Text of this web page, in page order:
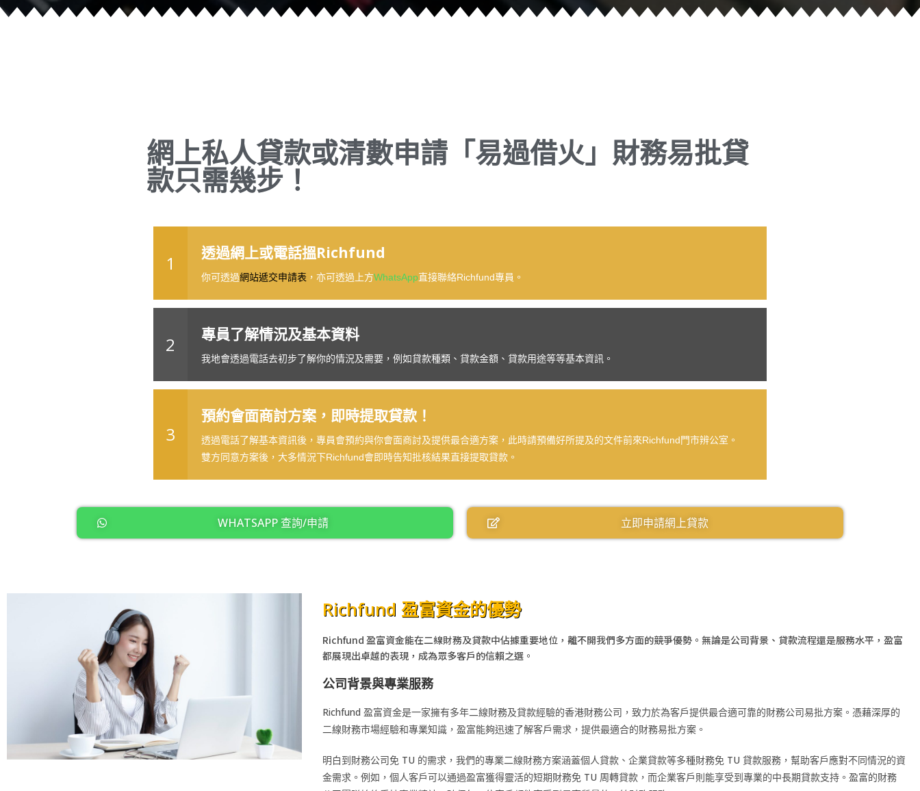
網上私人貸款或清數申請「易過借火」財務易批貸
款只需幾步！
1 透過網上或電話搵Richfund
你可透過網站遞交申請表 ，亦可透過上方WhatsApp直接聯絡Richfund專員。
2 專員了解情況及基本資料
我地會透過電話去初步了解你的情況及需要，例如貸款種類、貸款金額、貸款用途等等基本資訊。
3
預約會面商討方案，即時提取貸款！
透過電話了解基本資訊後，專員會預約與你會面商討及提供最合適方案，此時請預備好所提及的文件前來Richfund門市辨公室。
雙方同意方案後，大多情況下Richfund會即時告知批核結果直接提取貸款。
WHATSAPP 查詢/申請 立即申請網上貸款
Richfund 盈富資金的優勢
Richfund 盈富資金能在二線財務及貸款中佔據重要地位，離不開我們多方面的競爭優勢。無論是公司背景、貸款流程還是服務水平，盈富
都展現出卓越的表現，成為眾多客戶的信賴之選。
公司背景與專業服務
Richfund 盈富資金是一家擁有多年二線財務及貸款經驗的香港財務公司，致力於為客戶提供最合適可靠的財務公司易批方案。憑藉深厚的
二線財務市場經驗和專業知識，盈富能夠迅速了解客戶需求，提供最適合的財務易批方案。
明白到財務公司免 TU 的需求，我們的專業二線財務方案涵蓋個人貸款、企業貸款等多種財務免 TU 貸款服務，幫助客戶應對不同情況的資
金需求。例如，個人客戶可以通過盈富獲得靈活的短期財務免 TU 周轉貸款，而企業客戶則能享受到專業的中長期貸款支持。盈富的財務